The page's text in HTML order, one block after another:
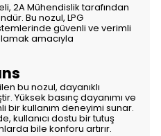
2A Mühendislik tarafından
Bu nozul, LPG
güvenli ve verimli
amacıyla
bu nozul, dayanıklı
Yüksek basınç dayanımı ve
bir kullanım deneyimi sunar.
kullanıcı dostu bir tutuş
bile konforu artırır.